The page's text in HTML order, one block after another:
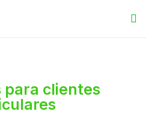
para clientes